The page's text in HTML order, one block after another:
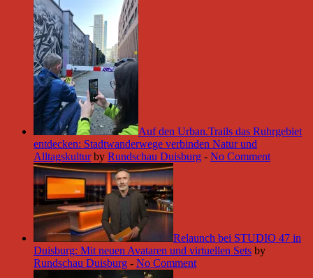
Auf den Urban.Trails das Ruhrgebiet
entdecken: Stadtwanderwege verbinden Natur und
Alltagskultur by Rundschau Duisburg - No Comment
Relaunch bei STUDIO 47 in
Duisburg: Mit neuen Avataren und virtuellen Sets by
Rundschau Duisburg - No Comment